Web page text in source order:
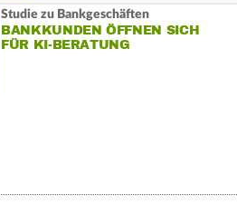
Studie zu Bankgeschäften
BANKKUNDEN ÖFFNEN SICH
FÜR KI-BERATUNG